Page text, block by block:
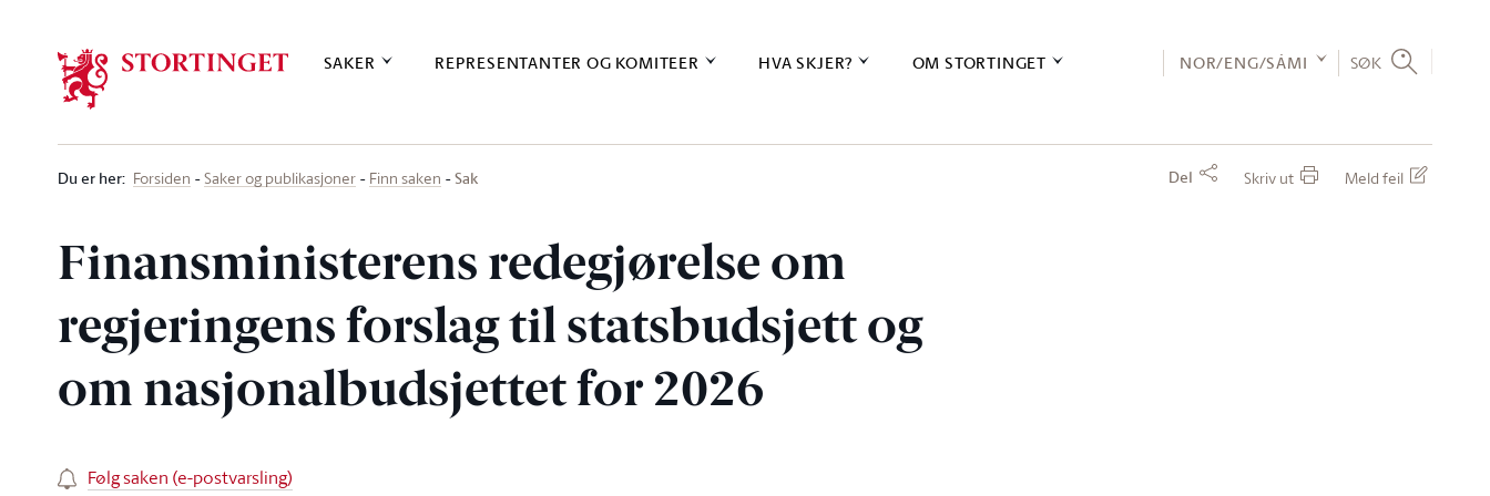
SAKER REPRESENTANTER OG KOMITEER HVA SKJER? OM STORTINGET NOR/ENG/SÁMI SØK
Du er her: Forsiden Saker og publikasjoner Finn saken Sak Del Skriv ut Meld feil
Finansministerens redegjørelse om
regjeringens forslag til statsbudsjett og
om nasjonalbudsjettet for 2026
Følg saken (e-postvarsling)